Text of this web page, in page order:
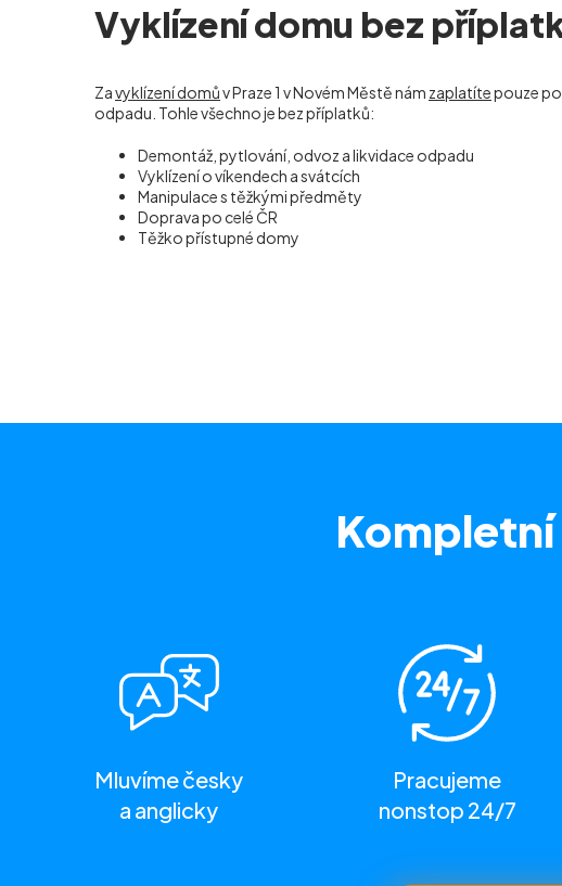
Vyklízení domu bez
Zavyklízení domův Praze 1 v Novém Městě nám zaplatítepouze
odpadu. Tohle všechno je bez příplatků:
Demontáž, pytlování, odvoz a likvidace odpadu
Vyklízení o víkendech a svátcích
Manipulace s těžkými předměty
Doprava po celé ČR
Těžko přístupné domy
Mluvíme česky
a anglicky
Pracujeme
nonstop 24/7